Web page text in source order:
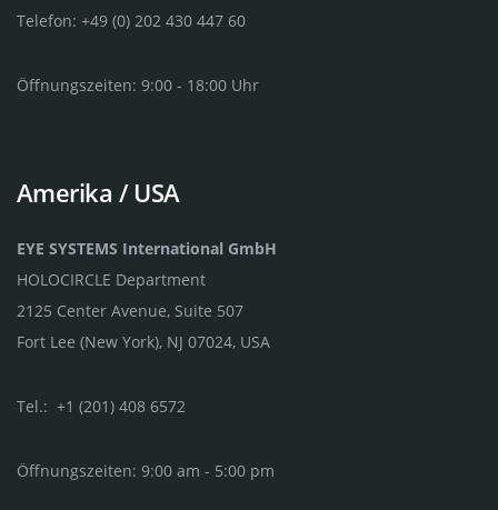
Telefon: +49 (0) 202 430 447 60
Öffnungszeiten: 9:00 - 18:00 Uhr
Amerika / USA
EYE SYSTEMS International GmbH
HOLOCIRCLE Department
2125 Center Avenue, Suite 507
Fort Lee (New York), NJ 07024, USA
Tel.: +1 (201) 408 6572
Öffnungszeiten: 9:00 am - 5:00 pm